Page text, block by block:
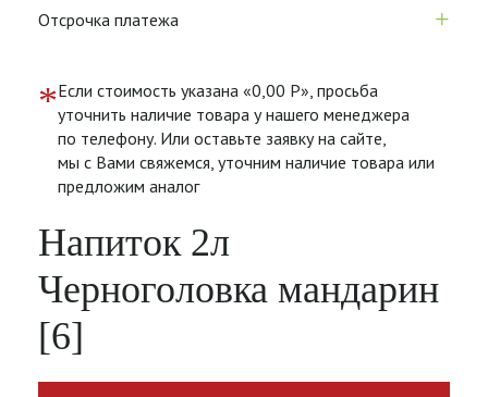
Напиток 2л
Черноголовка мандарин
[6]
Отсрочка платежа +
*Если стоимость указана «0,00 Р», просьба
уточнить наличие товара у нашего менеджера
по телефону. Или оставьте заявку на сайте,
мы с Вами свяжемся, уточним наличие товара или
предложим аналог